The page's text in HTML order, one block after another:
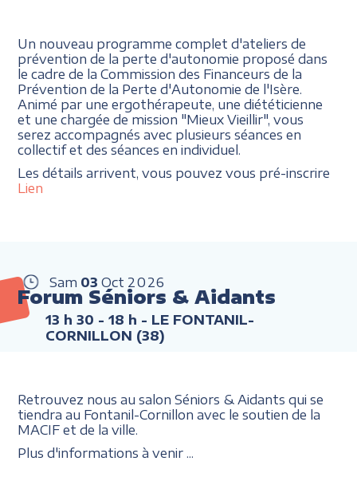
Un nouveau programme complet d'ateliers de
prévention de la perte d'autonomie proposé dans
le cadre de la Commission des Financeurs de la
Prévention de la Perte d'Autonomie de l'Isère.
Animé par une ergothérapeute, une diététicienne
et une chargée de mission "Mieux Vieillir", vous
serez accompagnés avec plusieurs séances en
collectif et des séances en individuel.
Les détails arrivent, vous pouvez vous pré-inscrire
Lien
Sam 03 Oct 2026
Forum Séniors & Aidants
13 h 30 - 18 h - LE FONTANIL-
CORNILLON (38)
Retrouvez nous au salon Séniors & Aidants qui se
tiendra au Fontanil-Cornillon avec le soutien de la
MACIF et de la ville.
Plus d'informations à venir ...